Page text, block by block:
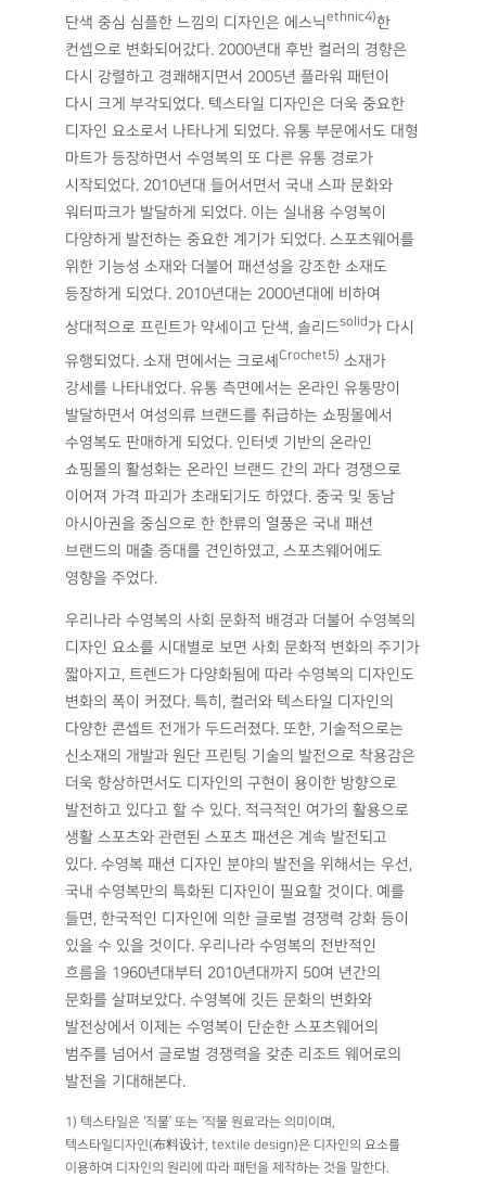
단색 중심 심플한 느낌의 디자인은 에스닉ethnic4)한
컨셉으로 변화되어갔다. 2000년대 후반 컬러의 경향은
다시 강렬하고 경쾌해지면서 2005년 플라워 패턴이
다시 크게 부각되었다. 텍스타일 디자인은 더욱 중요한
디자인 요소로서 나타나게 되었다. 유통 부문에서도 대형
마트가 등장하면서 수영복의 또 다른 유통 경로가
시작되었다. 2010년대 들어서면서 국내 스파 문화와
워터파크가 발달하게 되었다. 이는 실내용 수영복이
다양하게 발전하는 중요한 계기가 되었다. 스포츠웨어를
위한 기능성 소재와 더불어 패션성을 강조한 소재도
등장하게 되었다. 2010년대는 2000년대에 비하여
상대적으로 프린트가 약세이고 단색, 솔리드solid가 다시
유행되었다. 소재 면에서는 크로셰 Crochet5) 소재가
강세를 나타내었다. 유통 측면에서는 온라인 유통망이
발달하면서 여성의류 브랜드를 취급하는 쇼핑몰에서
수영복도 판매하게 되었다. 인터넷 기반의 온라인
쇼핑몰의 활성화는 온라인 브랜드 간의 과다 경쟁으로
이어져 가격 파괴가 초래되기도 하였다. 중국 및 동남
아시아권을 중심으로 한 한류의 열풍은 국내 패션
브랜드의 매출 증대를 견인하였고, 스포츠웨어에도
영향을 주었다.
우리나라 수영복의 사회 문화적 배경과 더불어 수영복의
디자인 요소를 시대별로 보면 사회 문화적 변화의 주기가
짧아지고, 트렌드가 다양화됨에 따라 수영복의 디자인도
변화의 폭이 커졌다. 특히, 컬러와 텍스타일 디자인의
다양한 콘셉트 전개가 두드러졌다. 또한, 기술적으로는
신소재의 개발과 원단 프린팅 기술의 발전으로 착용감은
더욱 향상하면서도 디자인의 구현이 용이한 방향으로
발전하고 있다고 할 수 있다. 적극적인 여가의 활용으로
생활 스포츠와 관련된 스포츠 패션은 계속 발전되고
있다. 수영복 패션 디자인 분야의 발전을 위해서는 우선,
국내 수영복만의 특화된 디자인이 필요할 것이다. 예를
들면, 한국적인 디자인에 의한 글로벌 경쟁력 강화 등이
있을 수 있을 것이다. 우리나라 수영복의 전반적인
흐름을 1960년대부터 2010년대까지 50여 년간의
문화를 살펴보았다. 수영복에 깃든 문화의 변화와
발전상에서 이제는 수영복이 단순한 스포츠웨어의
범주를 넘어서 글로벌 경쟁력을 갖춘 리조트 웨어로의
발전을 기대해본다.
1) 텍스타일은 ‘직물’ 또는 ‘직물 원료’라는 의미이며,
텍스타일디자인(布料设计, textile design)은 디자인의 요소를
이용하여 디자인의 원리에 따라 패턴을 제작하는 것을 말한다.